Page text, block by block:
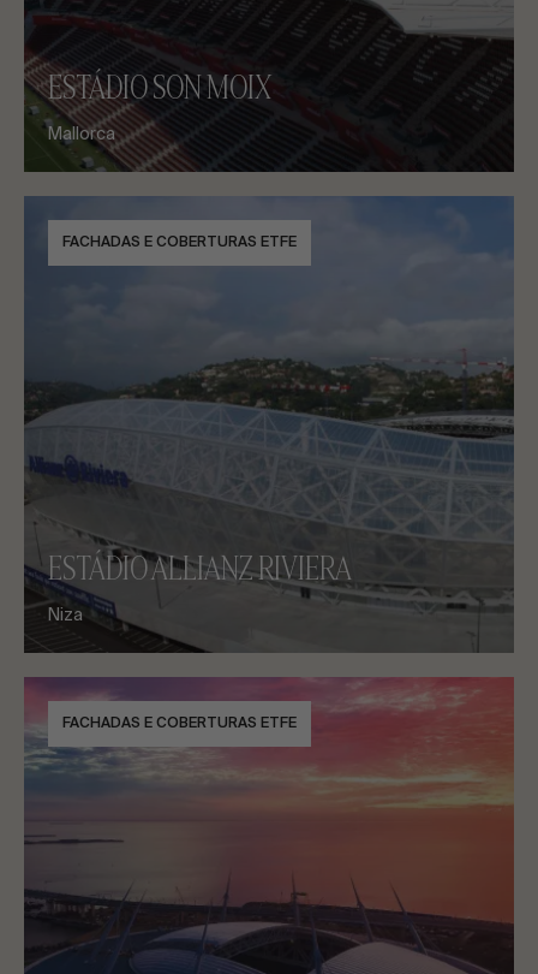
ESTÁDIO SON MOIX
Mallorca
FACHADAS E COBERTURAS ETFE
ESTÁDIO ALLIANZ RIVIERA
Niza
FACHADAS E COBERTURAS ETFE